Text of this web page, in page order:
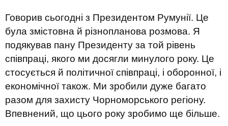
Говорив сьогодні з Президентом Румунії. Це
була змістовна й різнопланова розмова. Я
подякував пану Президенту за той рівень
співпраці, якого ми досягли минулого року. Це
стосується й політичної співпраці, і оборонної, і
економічної також. Ми зробили дуже багато
разом для захисту Чорноморського регіону.
Впевнений, що цього року зробимо ще більше.